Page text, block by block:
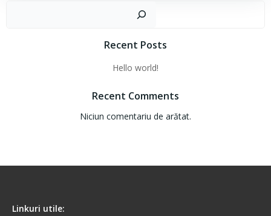
Recent Posts
Hello world!
Recent Comments
Niciun comentariu de arătat.
Linkuri utile: